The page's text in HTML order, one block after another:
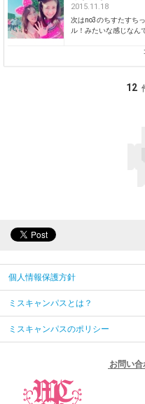
2015.11.18
次はno3のちすたすち
ル！みたいな感じなん
12
個人情報保護方針
ミスキャンパスとは？
ミスキャンパスのポリシー
お問い合